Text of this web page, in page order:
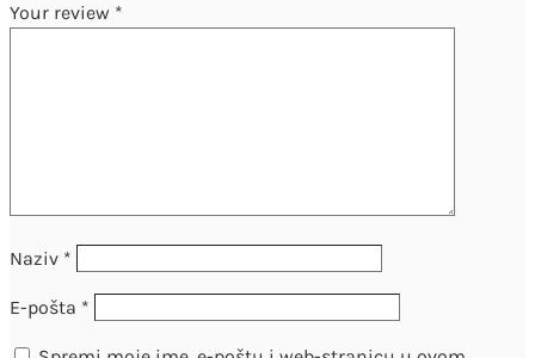
Your review *
Naziv *
E-pošta *